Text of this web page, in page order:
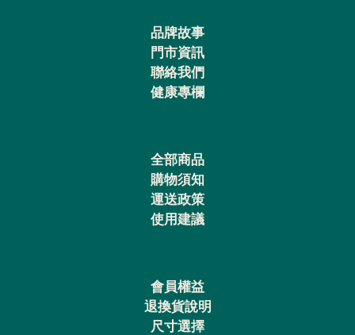
品牌故事
門市資訊
聯絡我們
健康專欄
全部商品
購物須知
運送政策
使用建議
會員權益
退換貨說明
尺寸選擇